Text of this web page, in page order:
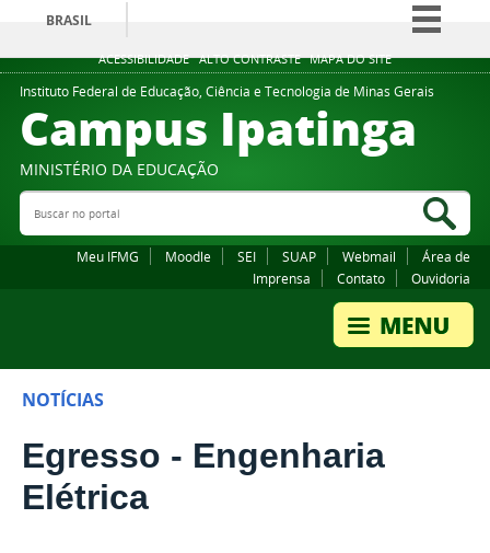
ACESSIBILIDADE ALTO CONTRASTE MAPA DO SITE
BRASIL
Simplifique!
Comunica BR
Participe
Acesso à informação
Legislação
Instituto Federal de Educação, Ciência e Tecnologia de Minas Gerais
Campus Ipatinga
MINISTÉRIO DA EDUCAÇÃO
Buscar no portal
Meu IFMG Moodle SEI SUAP Webmail
Área de
Imprensa
Contato Ouvidoria
NOTÍCIAS
Egresso - Engenharia
Elétrica